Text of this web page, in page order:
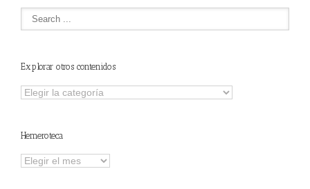
Explorar otros contenidos
Explorar
Hemeroteca
Hemeroteca